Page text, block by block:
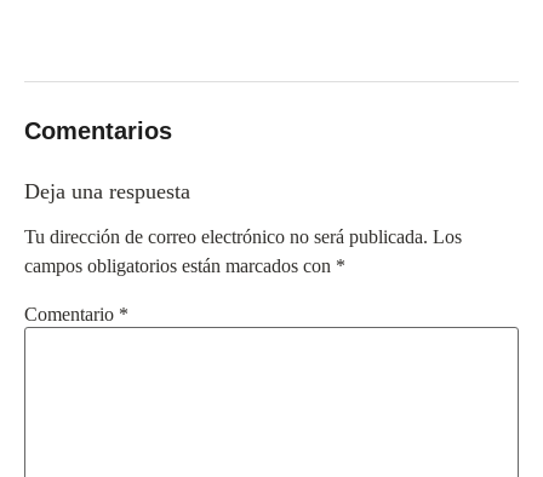
Comentarios
Deja una respuesta
Tu dirección de correo electrónico no será publicada. Los
campos obligatorios están marcados con *
Comentario *